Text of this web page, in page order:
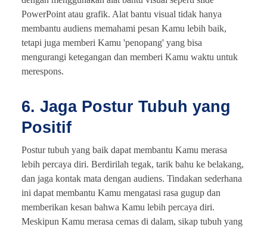
PowerPoint atau grafik. Alat bantu visual tidak hanya
membantu audiens memahami pesan Kamu lebih baik,
tetapi juga memberi Kamu 'penopang' yang bisa
mengurangi ketegangan dan memberi Kamu waktu untuk
merespons.
6. Jaga Postur Tubuh yang
Positif
Postur tubuh yang baik dapat membantu Kamu merasa
lebih percaya diri. Berdirilah tegak, tarik bahu ke belakang,
dan jaga kontak mata dengan audiens. Tindakan sederhana
ini dapat membantu Kamu mengatasi rasa gugup dan
memberikan kesan bahwa Kamu lebih percaya diri.
Meskipun Kamu merasa cemas di dalam, sikap tubuh yang